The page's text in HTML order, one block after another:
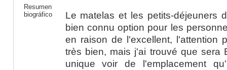
Resumen
biográfico
Le matelas et les petits-déjeuners
bien connu option pour les
en raison de l'excellent, l'attention
très bien, mais j'ai trouvé que sera
unique voir de l'emplacement